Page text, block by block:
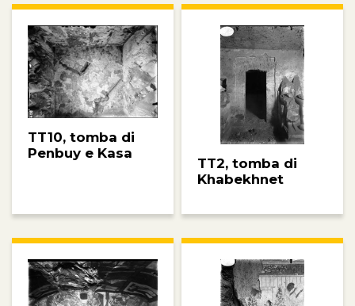
TT10, tomba di
Penbuy e Kasa
TT2, tomba di
Khabekhnet